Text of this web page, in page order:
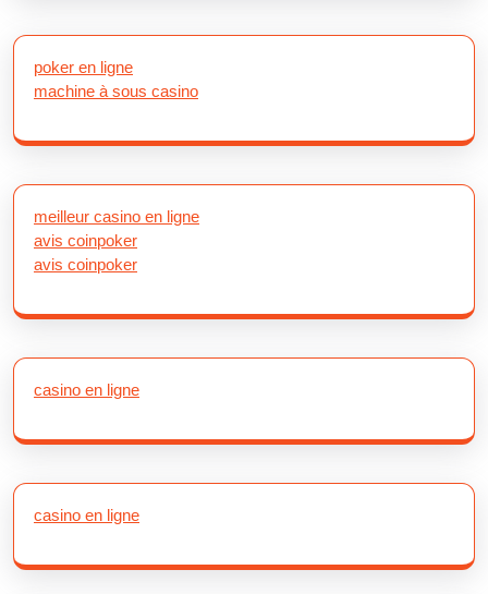
poker en ligne
machine à sous casino
meilleur casino en ligne
avis coinpoker
avis coinpoker
casino en ligne
casino en ligne